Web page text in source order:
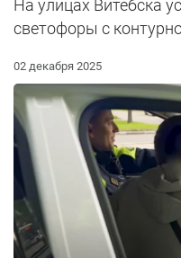
На улицах Витебска
светофоры с
02 декабря 2025